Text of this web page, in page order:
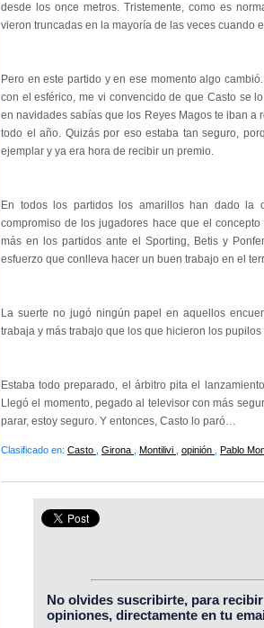
desde los once metros. Tristemente, como es
vieron truncadas en la mayoría de las veces cuando
Pero en este partido y en ese momento algo
con el esférico, me vi convencido de que Casto se
en navidades sabías que los Reyes Magos te iban
todo el año. Quizás por eso estaba tan seguro,
ejemplar y ya era hora de recibir un premio.
En todos los partidos los amarillos han dado
compromiso de los jugadores hace que el
más en los partidos ante el Sporting, Betis y
esfuerzo que conlleva hacer un buen trabajo en el
La suerte no jugó ningún papel en aquellos
trabaja y más trabajo que los que hicieron los
Estaba todo preparado, el árbitro pita el
Llegó el momento, pegado al televisor con más
parar, estoy seguro. Y entonces, Casto lo paró…
Clasificado en: Casto Girona Montilivi opinión Pablo
No olvides suscribirte, para
opiniones, directamente en tu